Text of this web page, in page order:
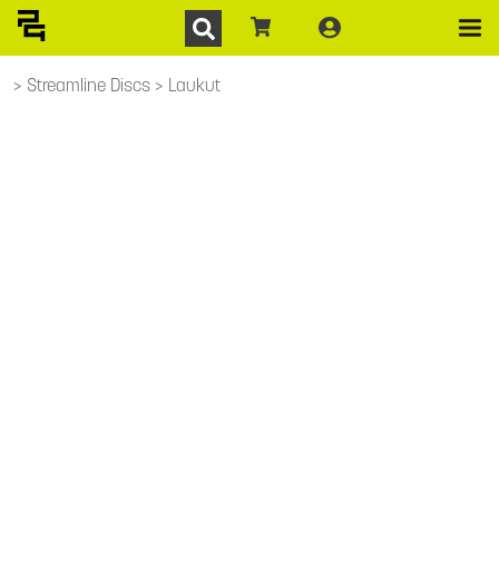
Streamline Discs Laukut